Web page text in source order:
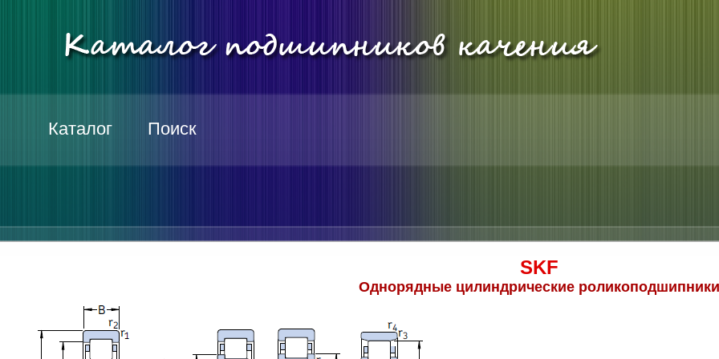
Каталог Поиск
SKF
Однорядные цилиндрические роликоподшипники